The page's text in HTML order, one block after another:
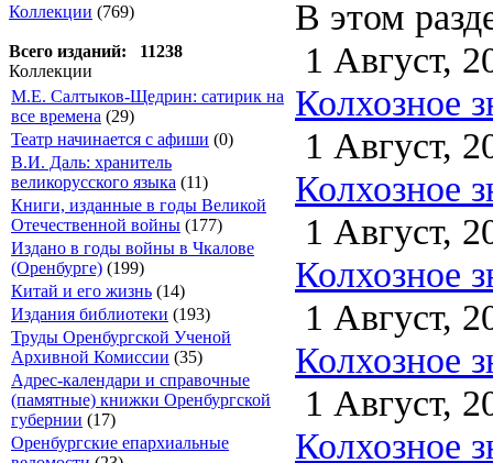
Коллекции (769)
Всего изданий: 11238
Коллекции
М.Е. Салтыков-Щедрин: сатирик на
все времена (29)
Театр начинается с афиши (0)
В.И. Даль: хранитель
великорусского языка (11)
Книги, изданные в годы Великой
Отечественной войны (177)
Издано в годы войны в Чкалове
(Оренбурге) (199)
Китай и его жизнь (14)
Издания библиотеки (193)
Труды Оренбургской Ученой
Архивной Комиссии (35)
Адрес-календари и справочные
(памятные) книжки Оренбургской
губернии (17)
Оренбургские епархиальные
В этом
1 Август,
Колхозное
1 Август,
Колхозное
1 Август,
Колхозное
1 Август,
Колхозное
1 Август,
Колхозное